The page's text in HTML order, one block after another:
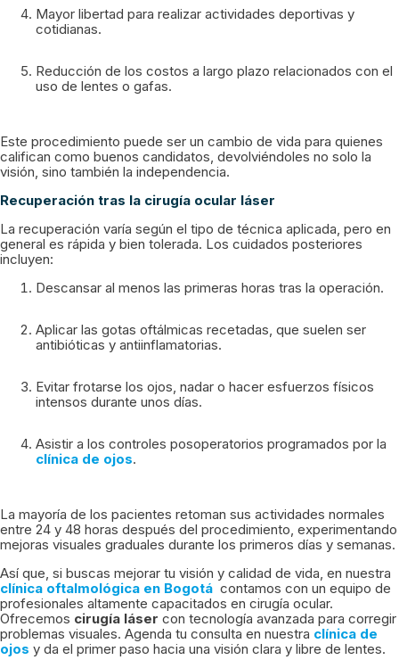
Mayor libertad para realizar actividades deportivas y
cotidianas.
Reducción de los costos a largo plazo relacionados con el
uso de lentes o gafas.
Este procedimiento puede ser un cambio de vida para quienes
califican como buenos candidatos, devolviéndoles no solo la
visión, sino también la independencia.
Recuperación tras la cirugía ocular láser
La recuperación varía según el tipo de técnica aplicada, pero en
general es rápida y bien tolerada. Los cuidados posteriores
incluyen:
Descansar al menos las primeras horas tras la operación.
Aplicar las gotas oftálmicas recetadas, que suelen ser
antibióticas y antiinflamatorias.
Evitar frotarse los ojos, nadar o hacer esfuerzos físicos
intensos durante unos días.
Asistir a los controles posoperatorios programados por la
clínica de ojos.
La mayoría de los pacientes retoman sus actividades normales
entre 24 y 48 horas después del procedimiento, experimentando
mejoras visuales graduales durante los primeros días y semanas.
Así que, si buscas mejorar tu visión y calidad de vida, en nuestra
clínica oftalmológica en Bogotá contamos con un equipo de
profesionales altamente capacitados en cirugía ocular.
Ofrecemos cirugía láser con tecnología avanzada para corregir
problemas visuales. Agenda tu consulta en nuestra clínica de
ojos y da el primer paso hacia una visión clara y libre de lentes.